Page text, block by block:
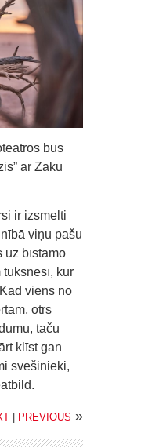
būs
ar Zaku
ir izsmelti
viņu pašu
uz bīstamo
tuksnesī, kur
viens no
otrs
taču
klīst gan
svešinieki,
PREVIOUS »